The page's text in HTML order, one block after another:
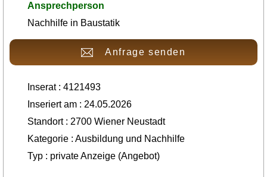
Ansprechperson
Nachhilfe in Baustatik
Anfrage senden
Inserat : 4121493
Inseriert am : 24.05.2026
Standort : 2700 Wiener Neustadt
Kategorie : Ausbildung und Nachhilfe
Typ : private Anzeige (Angebot)